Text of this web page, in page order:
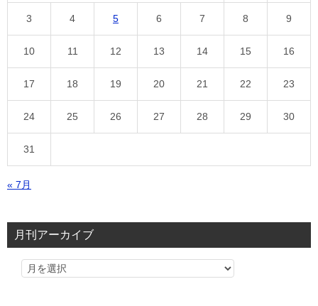
3 4 5 6 7 8 9
10 11 12 13 14 15 16
17 18 19 20 21 22 23
24 25 26 27 28 29 30
31
« 7月
月刊アーカイブ